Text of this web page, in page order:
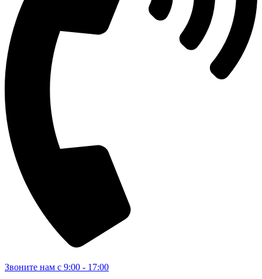
Звоните нам с 9:00 - 17:00